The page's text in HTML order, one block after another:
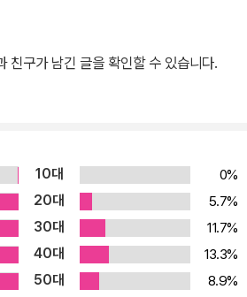
이 강연의 기록이 “정확하고 세심하게 이
한다. 아이들을 대상으로 한
절하다. 독자들은 이 책의 여러 부분에서
고받았던「질문과 답변」은 낭시의 사상을
. 이 책의 또 다른 미덕은 사유의 깊이도 놓
든 강좌의 기록들을 낭시가 확인하였고,
거나 수정할 내용들은 강의록의 시작 부
하여 내용의 깊이를 더했다. 또한 20
뤄진 네 번의 강의를 검토함으로써 우리
을 엿볼 수 있다. 뿐만 아니라, 낭시 사상
친구가 남긴 글을 확인할 수 있습니다.
10대
0%
20대
5.7%
30대
11.7%
40대
13.3%
50대
8.9%